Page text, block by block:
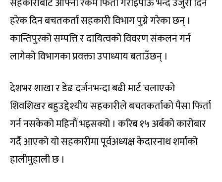
हरेक दिन बचतकर्ता सहकारी विभाग पुग्ने गरेका छन् ।
कान्तिपुरको सम्पत्ति र दायित्वको विवरण संकलन गर्न
लागेको विभागका प्रवक्ता उपाध्याय बताउँछन् ।
देशभर शाखा र डेढ दर्जनभन्दा बढी मार्ट चलाएको
शिवशिखर बहुउद्देश्यीय सहकारीले बचतकर्ताको पैसा फिर्ता
गर्न नसकेको महिनौं भइसक्यो । करिब १५ अर्बको कारोबार
गर्दै आएको यो सहकारीमा पूर्वअध्यक्ष केदारनाथ शर्माको
हालीमुहाली छ ।